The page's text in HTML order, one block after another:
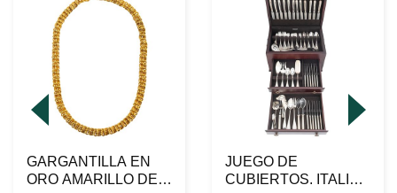
GARGANTILLA EN
ORO AMARILLO DE
JUEGO DE
CUBIERTOS. ITALIA,